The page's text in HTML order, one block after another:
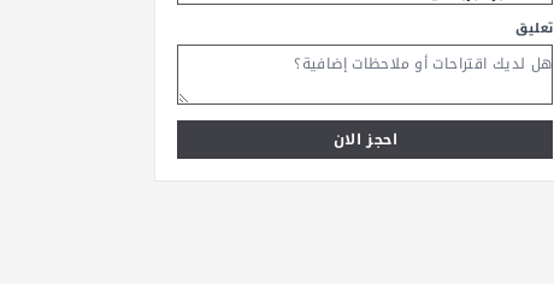
تعليق
احجز الان